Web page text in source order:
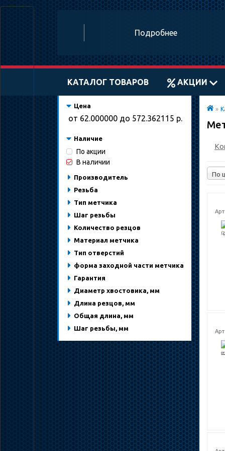
Подробнее
КАТАЛОГ ТОВАРОВ АКЦИИ
Цена
от 62.000000до 572.362115 р.
Наличие
По акции
В наличии
Производитель
Резьба
Тип метчика
Шаг резьбы
Количество резцов
Материал метчика
Тип отверстий
форма заходной части метчика
Гарантия
Диаметр хвостовика, мм
Длина резцов, мм
Общая длина, мм
Шаг резьбы, мм
»